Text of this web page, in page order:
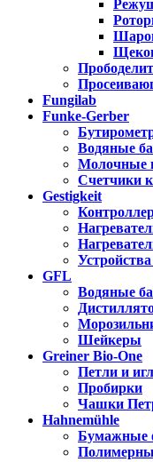
Fungilab
Funke-Gerber
Водяные
Молочные
Счетчики
Gestigkeit
GFL
Водяные
Шейкеры
Greiner Bio-One
Петли и
Пробирки
Чашки
Hahnemühle
Бумажные